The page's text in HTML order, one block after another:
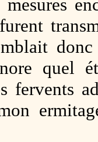
mesures
quel
fervents